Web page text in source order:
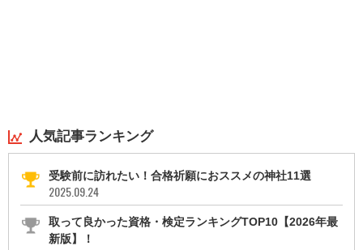
人気記事ランキング
受験前に訪れたい！合格祈願におススメの神社11選
2025.09.24
取って良かった資格・検定ランキングTOP10【2026年最
新版】！